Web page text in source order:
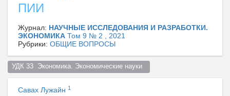
ПИИ
Журнал: НАУЧНЫЕ ИССЛЕДОВАНИЯ И РАЗРАБОТКИ.
ЭКОНОМИКА Том 9 № 2 , 2021
Рубрики: ОБЩИЕ ВОПРОСЫ
УДК 33  Экономика. Экономические науки
Савах Лужайн 1